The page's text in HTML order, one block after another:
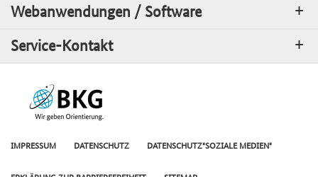
Webanwendungen / Software
Service-Kontakt
IMPRESSUM DATENSCHUTZ DATENSCHUTZ"SOZIALE MEDIEN"